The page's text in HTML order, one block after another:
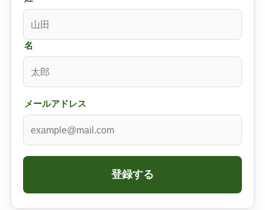
名
メールアドレス
登録する